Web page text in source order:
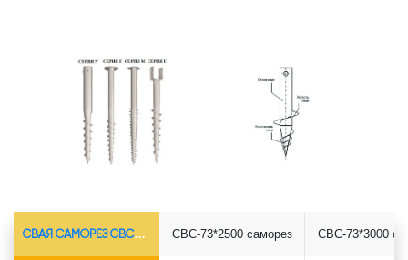
СВАЯ САМОРЕЗ СВС-Ø73*5.5 СВС-73*2500 саморез СВС-73*3000